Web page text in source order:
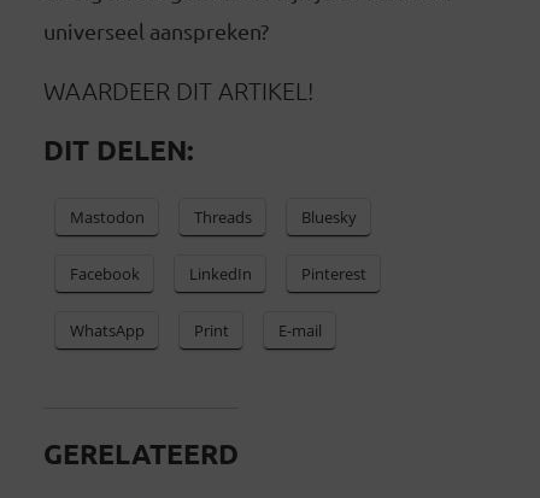
universeel aanspreken?
WAARDEER DIT ARTIKEL!
DIT DELEN:
Mastodon Threads Bluesky
Facebook LinkedIn Pinterest
WhatsApp Print E-mail
GERELATEERD